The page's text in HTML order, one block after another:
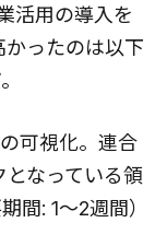
活用の導入を
かったのは以下
可視化。連合
なっている領
間: 1〜2週間）